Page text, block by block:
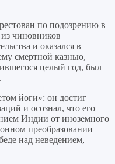
по подозрению в
чиновников
и оказался в
смертной казнью,
целый год, был
йоги»: он достиг
и осознал, что его
Индии от иноземного
преобразовании
над неведением,